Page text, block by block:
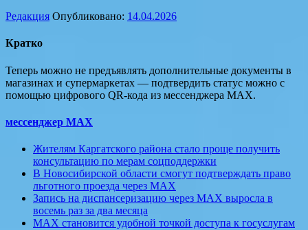
Редакция Опубликовано: 14.04.2026
Кратко
Теперь можно не предъявлять дополнительные документы в
магазинах и супермаркетах — подтвердить статус можно с
помощью цифрового QR-кода из мессенджера МАХ.
мессенджер МАХ
Жителям Каргатского района стало проще получить
консультацию по мерам соцподдержки
В Новосибирской области смогут подтверждать право
льготного проезда через MAX
Запись на диспансеризацию через МАХ выросла в
восемь раз за два месяца
МАХ становится удобной точкой доступа к госуслугам